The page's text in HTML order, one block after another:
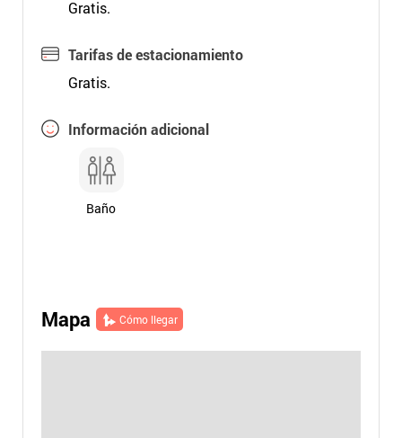
Gratis.
Tarifas de estacionamiento
Gratis.
Información adicional
Baño
Mapa Cómo llegar